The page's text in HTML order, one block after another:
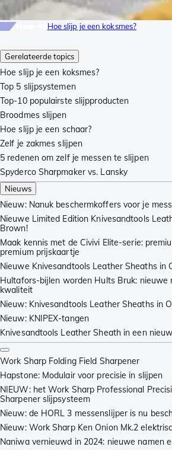
Gerelateerde topics
Hoe slijp je een koksmes?
Top 5 slijpsystemen
Top-10 populairste slijpproducten
Broodmes slijpen
Hoe slijp je een schaar?
Zelf je zakmes slijpen
5 redenen om zelf je messen te slijpen
Spyderco Sharpmaker vs. Lansky
Nieuws
Nieuw: Nanuk beschermkoffers voor je
Nieuwe Limited Edition Knivesandtools
Brown!
Maak kennis met de Civivi Elite-serie:
premium prijskaartje
Nieuwe Knivesandtools Leather Sheaths in
Hultafors-bijlen worden Hults Bruk: nieuwe
kwaliteit
Nieuw: Knivesandtools Leather Sheaths in
Nieuw: KNIPEX-tangen
Knivesandtools Leather Sheath in een
Work Sharp Folding Field Sharpener
Hapstone: Modulair voor precisie in slijpen
NIEUW: het Work Sharp Professional
Sharpener slijpsysteem
Nieuw: de HORL 3 messenslijper is nu
Nieuw: Work Sharp Ken Onion Mk.2
Naniwa vernieuwd in 2024: nieuwe namen
Hoe slijp je een koksmes?